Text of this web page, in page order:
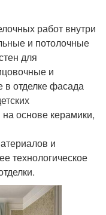
работ внутри
и потолочные
для
и
отделке фасада
основе керамики,
и
технологическое